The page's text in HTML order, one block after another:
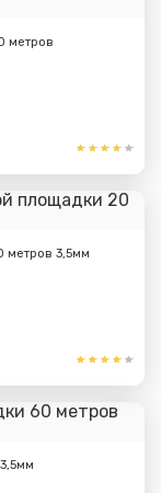
метров
метров 3,5мм